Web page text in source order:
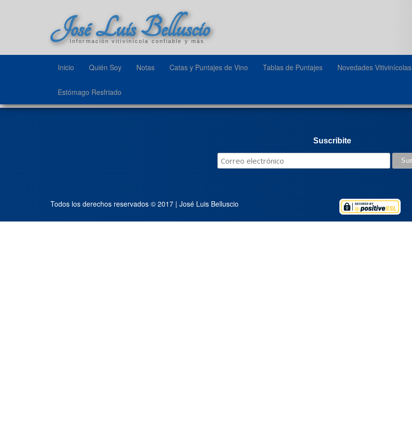
José Luis Belluscio
Información vitivinícola confiable y más
Inicio Quién Soy Notas Catas y Puntajes de Vino Tablas de Puntajes Novedades Vitivinícolas
Estómago Resfriado
Suscribite
Todos los derechos reservados © 2017 | José Luis Belluscio